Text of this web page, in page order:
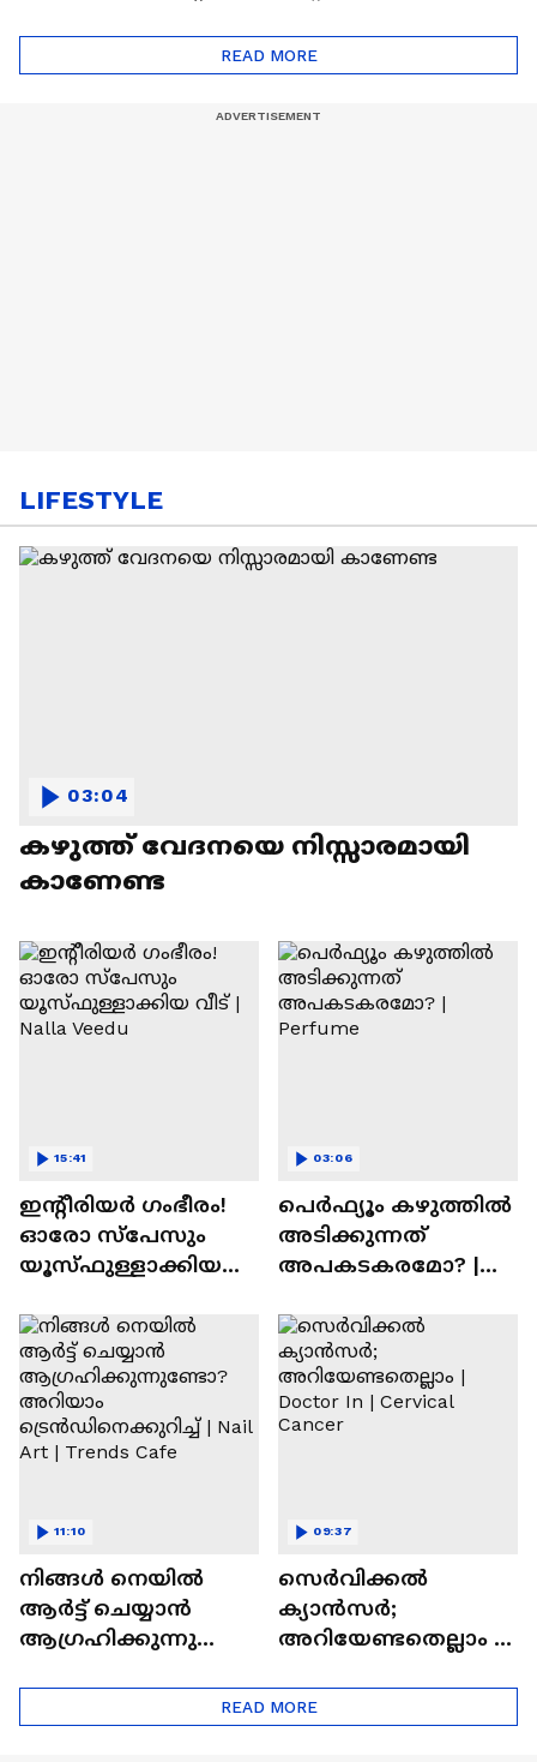
ഒറിയോണിന്റെ യാത്ര
ആരംഭിച്ചു
READ MORE
LIFESTYLE
കഴുത്ത് വേദനയെ നിസ്സാരമായി
കാണേണ്ട
03:04
ഇന്റീരിയർ ഗംഭീരം!
ഓരോ സ്‌പേസും
യൂസ്ഫുള്ളാക്കിയ
15:41
പെർഫ്യൂം കഴുത്തിൽ
അടിക്കുന്നത്
അപകടകരമോ? |
03:06
നിങ്ങൾ നെയിൽ
ആർട്ട് ചെയ്യാൻ
ആഗ്രഹിക്കുന്നുണ്ടോ
ട്രെൻഡിനെക്കുറിച്ച് |
Nail Art | Trends Cafe
11:10
സെർവിക്കൽ
ക്യാൻസർ;
അറിയേണ്ടതെല്ലാം |
Cancer
09:37
READ MORE